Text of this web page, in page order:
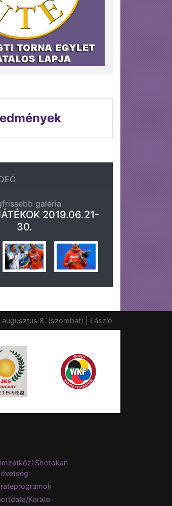
galéria
2019.06.21-
30.
augusztus 8. (szombat) | László
Shotokan
Karate